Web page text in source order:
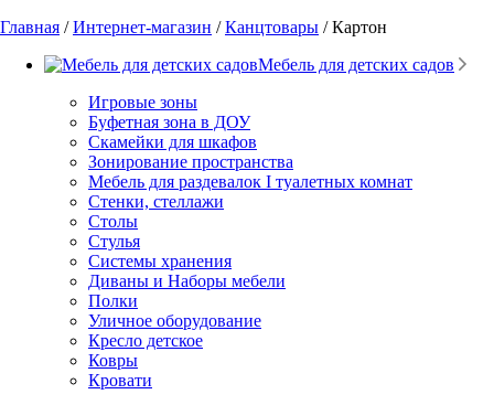
Главная /Интернет-магазин /Канцтовары /Картон
Мебель для детских садов
Игровые зоны
Буфетная зона в ДОУ
Скамейки для шкафов
Зонирование пространства
Мебель для раздевалок I туалетных комнат
Стенки, стеллажи
Столы
Стулья
Системы хранения
Диваны и Наборы мебели
Полки
Уличное оборудование
Кресло детское
Ковры
Кровати